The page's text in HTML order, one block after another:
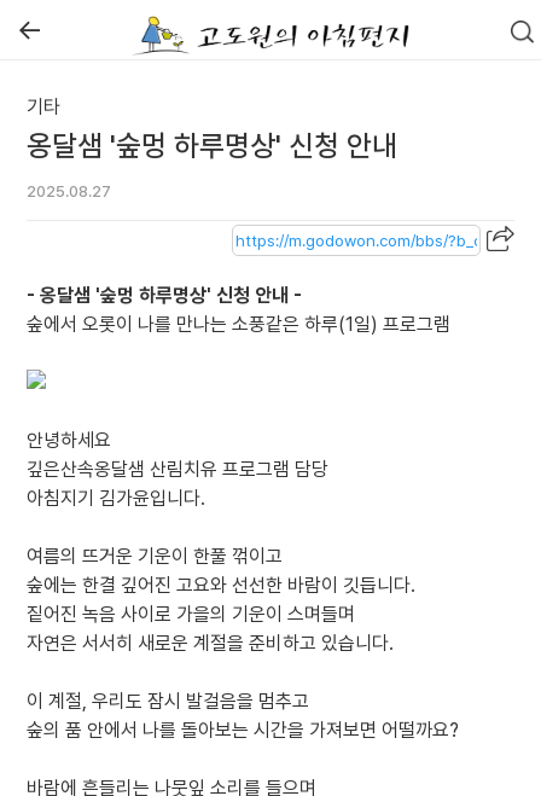
←
기타
옹달샘 '숲멍 하루명상' 신청 안내
2025.08.27
- 옹달샘 '숲멍 하루명상' 신청 안내 -
숲에서 오롯이 나를 만나는 소풍같은 하루(1일) 프로그램
안녕하세요
깊은산속옹달샘 산림치유 프로그램 담당
아침지기 김가윤입니다.
여름의 뜨거운 기운이 한풀 꺾이고
숲에는 한결 깊어진 고요와 선선한 바람이 깃듭니다.
짙어진 녹음 사이로 가을의 기운이 스며들며
자연은 서서히 새로운 계절을 준비하고 있습니다.
이 계절, 우리도 잠시 발걸음을 멈추고
숲의 품 안에서 나를 돌아보는 시간을 가져보면 어떨까요?
바람에 흔들리는 나뭇잎 소리를 들으며